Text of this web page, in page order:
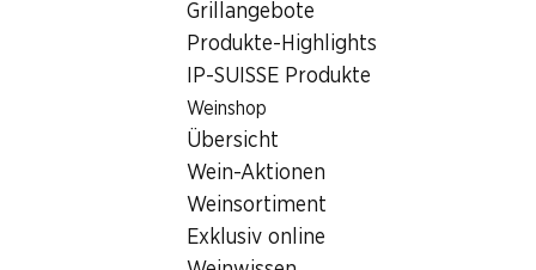
Grillangebote
Produkte-Highlights
IP-SUISSE Produkte
Weinshop
Übersicht
Wein-Aktionen
Weinsortiment
Exklusiv online
griechischer Feta AOP
Wochenaktionen